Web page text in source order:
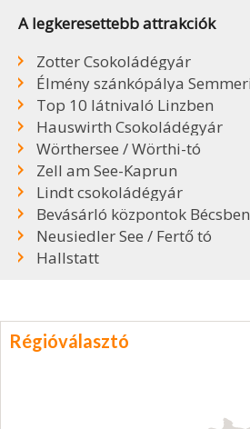
A legkeresettebb attrakciók
Zotter Csokoládégyár
Élmény szánkópálya
Top 10 látnivaló Linzben
Hauswirth Csokoládégyár
Wörthersee / Wörthi-tó
Zell am See-Kaprun
Lindt csokoládégyár
Bevásárló központok Bécsben
Neusiedler See / Fertő tó
Hallstatt
Régióválasztó